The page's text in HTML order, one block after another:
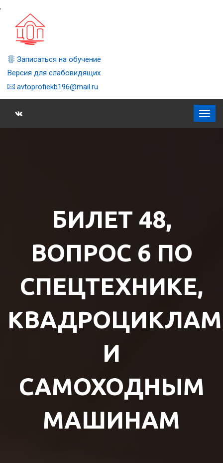
,
Записаться на обучение
Версия для слабовидящих
avtoprofiekb196@mail.ru
БИЛЕТ 48,
ВОПРОС 6 ПО
СПЕЦТЕХНИКЕ,
КВАДРОЦИКЛАМ
И
САМОХОДНЫМ
МАШИНАМ